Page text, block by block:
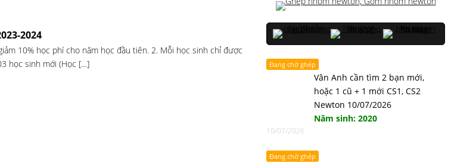
2024
10% học phí cho năm học đầu tiên. 2. Mỗi học sinh chỉ được
học sinh mới (Học […]
Đang chờ ghép
Vân Anh cần tìm 2 bạn mới,
hoặc 1 cũ + 1 mới CS1, CS2
Newton 10/07/2026
Năm sinh: 2020
10/07/2026
Đang chờ ghép